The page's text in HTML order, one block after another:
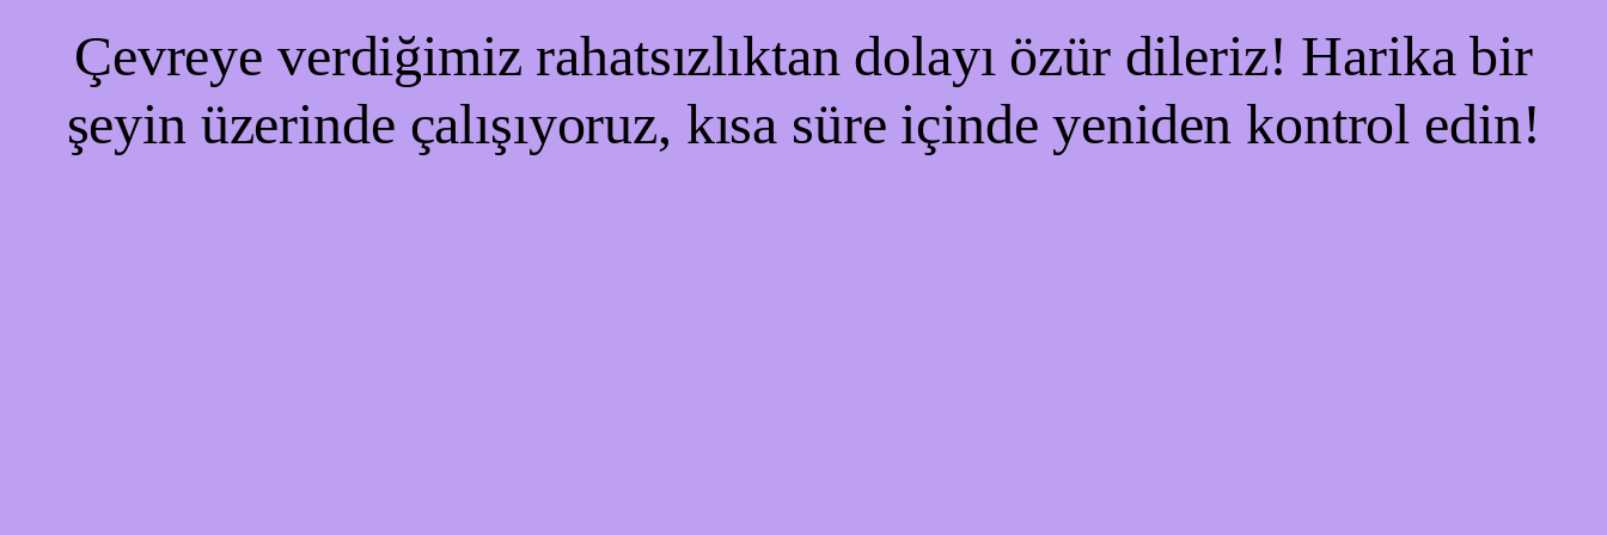
Çevreye verdiğimiz rahatsızlıktan dolayı özür dileriz! Harika bir
şeyin üzerinde çalışıyoruz, kısa süre içinde yeniden kontrol edin!